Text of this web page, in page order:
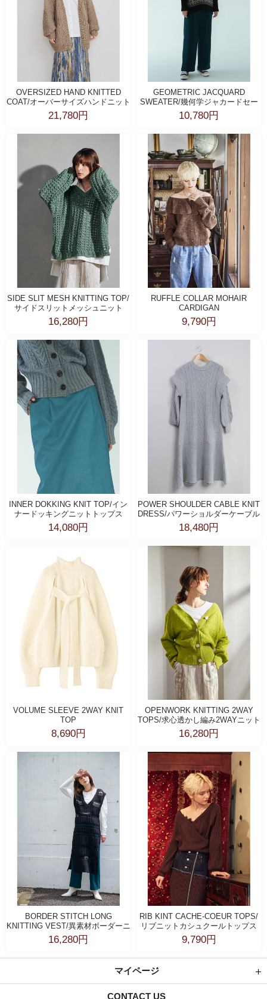
OVERSIZED HAND KNITTED
COAT/オーバーサイズハンドニット
コート
21,780円
GEOMETRIC JACQUARD
SWEATER/幾何学ジャカードセー
ター
10,780円
SIDE SLIT MESH KNITTING TOP/
サイドスリットメッシュニット
16,280円
RUFFLE COLLAR MOHAIR
CARDIGAN
9,790円
INNER DOKKING KNIT TOP/イン
ナードッキングニットトップス
14,080円
POWER SHOULDER CABLE KNIT
DRESS/パワーショルダーケーブル
ニットドレス
18,480円
VOLUME SLEEVE 2WAY KNIT
TOP
8,690円
OPENWORK KNITTING 2WAY
TOPS/求心透かし編み2WAYニット
16,280円
BORDER STITCH LONG
KNITTING VEST/異素材ボーダーニ
ットベスト
16,280円
RIB KINT CACHE-COEUR TOPS/
リブニットカシュクールトップス
9,790円
マイページ
CONTACT US